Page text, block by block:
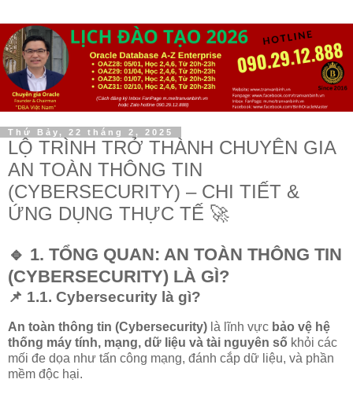
Thứ Bảy, 22 tháng 2, 2025
LỘ TRÌNH TRỞ THÀNH CHUYÊN GIA
AN TOÀN THÔNG TIN
(CYBERSECURITY) – CHI TIẾT &
ỨNG DỤNG THỰC TẾ 🚀
🔹 1. TỔNG QUAN: AN TOÀN THÔNG TIN
(CYBERSECURITY) LÀ GÌ?
📌 1.1. Cybersecurity là gì?
An toàn thông tin (Cybersecurity) là lĩnh vực bảo vệ hệ
thống máy tính, mạng, dữ liệu và tài nguyên số khỏi các
mối đe dọa như tấn công mạng, đánh cắp dữ liệu, và phần
mềm độc hại.